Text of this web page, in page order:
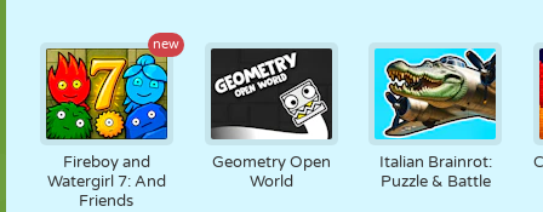
new
Fireboy and
Watergirl 7: And
Friends
Geometry Open
World
Italian Brainrot:
Puzzle & Battle